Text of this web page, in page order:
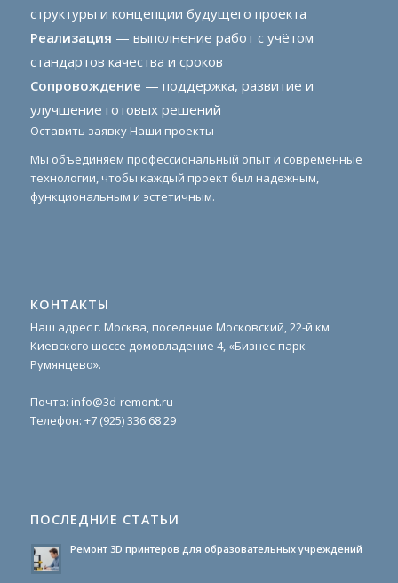
структуры и концепции будущего проекта
Реализация — выполнение работ с учётом
стандартов качества и сроков
Сопровождение — поддержка, развитие и
улучшение готовых решений
Оставить заявку Наши проекты
Мы объединяем профессиональный опыт и современные
технологии, чтобы каждый проект был надежным,
функциональным и эстетичным.
КОНТАКТЫ
Наш адрес г. Москва, поселение Московский, 22-й км
Киевского шоссе домовладение 4, «Бизнес-парк
Румянцево».
Почта: info@3d-remont.ru
Телефон: +7 (925) 336 68 29
ПОСЛЕДНИЕ СТАТЬИ
Ремонт 3D принтеров для образовательных учреждений